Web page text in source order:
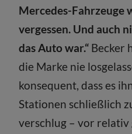
Mercedes-Fahrzeuge
vergessen. Und auch
das Auto war.“ Becker
die Marke nie
konsequent, dass es
Stationen schließlich
verschlug – vor relativ